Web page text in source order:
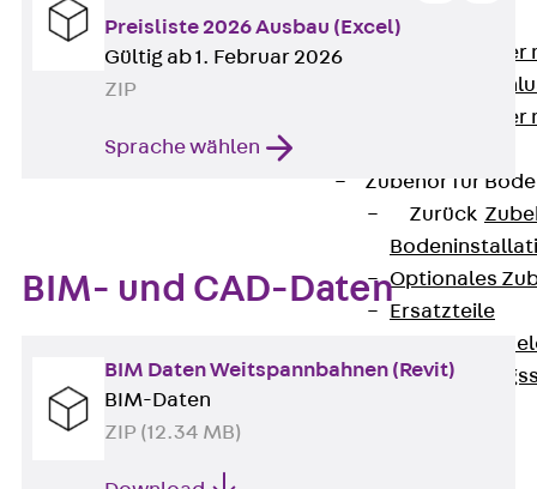
Anschluss
Gerätebecher
GST18-
Gerätebecher
Zubehör für
Zurück
Optionales
Ersatzteile
Preisliste 2026 Ausbau (Excel)
Gültig ab 1. Februar 2026
ZIP
Sprache wählen
BIM- und CAD-Daten
BIM Daten Weitspannbahnen (Revit)
BIM-Daten
ZIP (12.34 MB)